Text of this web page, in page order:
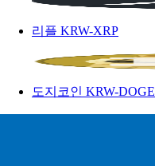
리플 KRW-XRP
도지코인 KRW-DOGE